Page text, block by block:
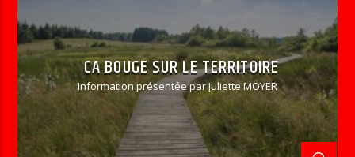
CA BOUGE SUR LE TERRITOIRE
Information présentée par Juliette MOYER